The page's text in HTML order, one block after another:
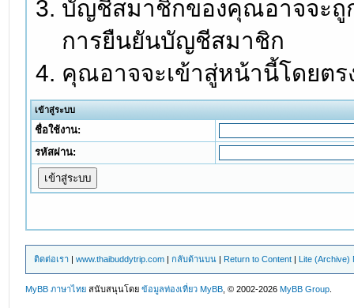
บัญชีสมาชิกของคุณอาจจะถู
การยืนยันบัญชีสมาชิก
คุณอาจจะเข้าสู่หน้านี้โดยต
เข้าสู่ระบบ
ชื่อใช้งาน:
รหัสผ่าน:
ติดต่อเรา |www.thaibuddytrip.com |กลับด้านบน | Return to Content | Lite (Archive)
MyBB ภาษาไทย สนับสนุนโดยข้อมูลท่องเที่ยว MyBB , © 2002-2026MyBB Group